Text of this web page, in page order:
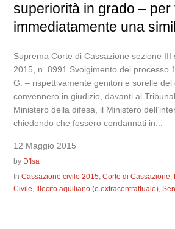
superiorità in grado –
immediatamente una
Suprema Corte di Cassazione sezione III
2015, n. 8991 Svolgimento del processo
G. – rispettivamente genitori e sorelle del
convennero in giudizio, davanti al
Ministero della difesa, il Ministero
chiedendo che fossero condannati in...
12 Maggio 2015
by D'Isa
InCassazione civile 2015,Corte di Cassazione,
Civile, Illecito aquiliano (o extracontrattuale),